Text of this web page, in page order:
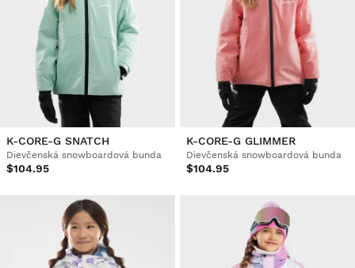
K-CORE-G SNATCH
Dievčenská snowboardová bunda
$104.95
K-CORE-G GLIMMER
Dievčenská snowboardová bunda
$104.95